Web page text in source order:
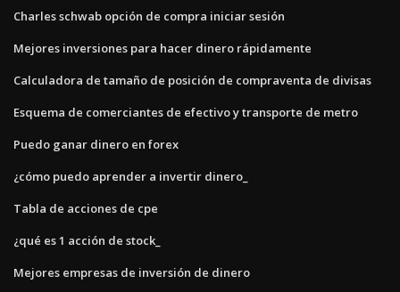
Charles schwab opción de compra iniciar sesión
Mejores inversiones para hacer dinero rápidamente
Calculadora de tamaño de posición de compraventa de divisas
Esquema de comerciantes de efectivo y transporte de metro
Puedo ganar dinero en forex
¿cómo puedo aprender a invertir dinero_
Tabla de acciones de cpe
¿qué es 1 acción de stock_
Mejores empresas de inversión de dinero